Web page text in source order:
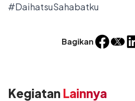
Bagikan
#DaihatsuSahabatku
Kegiatan Lainnya